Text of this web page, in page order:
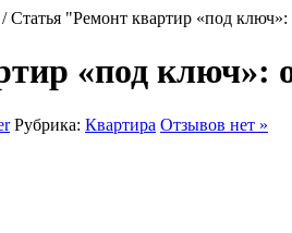
/ Статья "Ремонт квартир «под
«под ключ»:
Рубрика: Квартира Отзывов нет »